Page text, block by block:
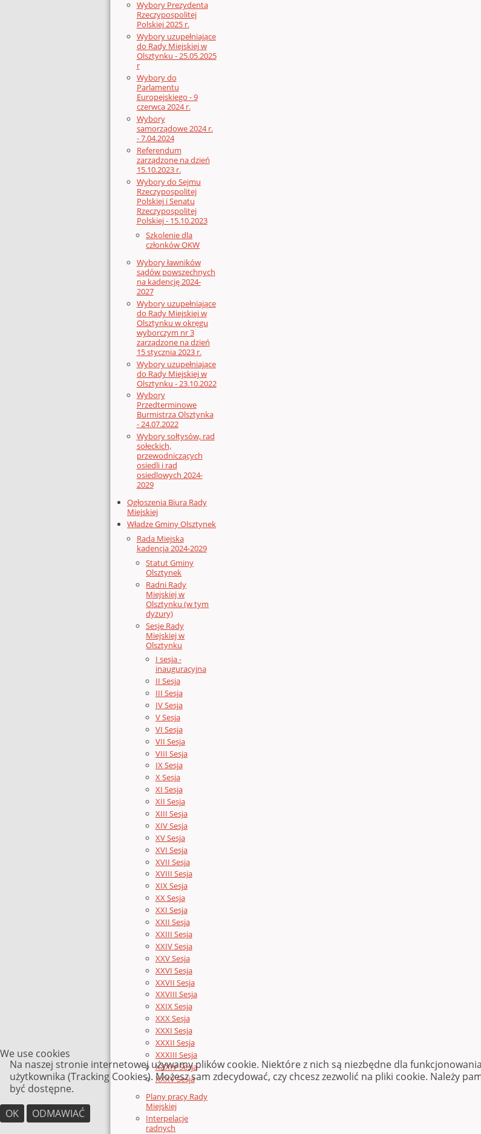
Wybory Prezydenta
Rzeczypospolitej
Polskiej 2025 r.
Wybory uzupełniające
do Rady Miejskiej w
Olsztynku - 25.05.2025
r
Wybory do
Parlamentu
Europejskiego - 9
czerwca 2024 r.
Wybory
samorządowe 2024 r.
- 7.04.2024
Referendum
zarządzone na dzień
15.10.2023 r.
Wybory do Sejmu
Rzeczypospolitej
Polskiej i Senatu
Rzeczypospolitej
Polskiej - 15.10.2023
Szkolenie dla
członków OKW
Wybory ławników
sądów powszechnych
na kadencję 2024-
2027
Wybory uzupełniające
do Rady Miejskiej w
Olsztynku w okręgu
wyborczym nr 3
zarządzone na dzień
15 stycznia 2023 r.
Wybory uzupełniające
do Rady Miejskiej w
Olsztynku - 23.10.2022
Wybory
Przedterminowe
Burmistrza Olsztynka
- 24.07.2022
Wybory sołtysów, rad
sołeckich,
przewodniczących
osiedli i rad
osiedlowych 2024-
2029
Ogłoszenia Biura Rady
Miejskiej
Władze Gminy Olsztynek
Rada Miejska
kadencja 2024-2029
Statut Gminy
Olsztynek
Radni Rady
Miejskiej w
Olsztynku (w tym
dyżury)
Sesje Rady
Miejskiej w
Olsztynku
I sesja -
inauguracyjna
II Sesja
III Sesja
IV Sesja
V Sesja
VI Sesja
VII Sesja
VIII Sesja
IX Sesja
X Sesja
XI Sesja
XII Sesja
XIII Sesja
XIV Sesja
XV Sesja
XVI Sesja
XVII Sesja
XVIII Sesja
XIX Sesja
XX Sesja
XXI Sesja
XXII Sesja
XXIII Sesja
XXIV Sesja
XXV Sesja
XXVI Sesja
XXVII Sesja
XXVIII Sesja
XXIX Sesja
XXX Sesja
XXXI Sesja
XXXII Sesja
XXXIII Sesja
XXXIV Sesja
XXXV Sesja
Plany pracy Rady
Miejskiej
Interpelacje
radnych
We use cookies
Na naszej stronie internetowej używamy plików cookie. Niektóre z nich są niezbędne dla
użytkownika (Tracking Cookies). Możesz sam zdecydować, czy chcesz zezwolić na pliki cookie. Należy
być dostępne.
OK
ODMAWIAĆ